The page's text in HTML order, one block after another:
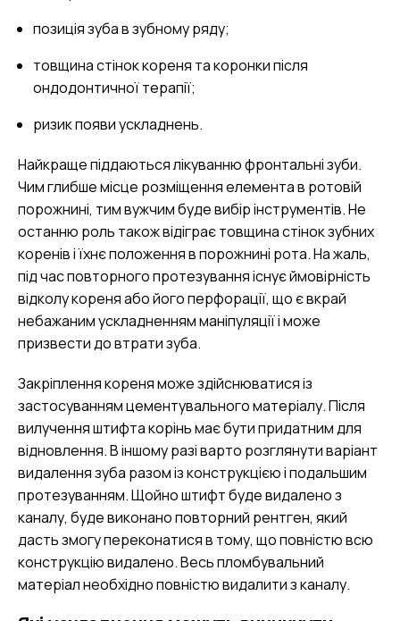
позиція зуба в зубному ряду;
товщина стінок кореня та коронки після
ондодонтичної терапії;
ризик появи ускладнень.
Найкраще піддаються лікуванню фронтальні зуби.
Чим глибше місце розміщення елемента в ротовій
порожнині, тим вужчим буде вибір інструментів. Не
останню роль також відіграє товщина стінок зубних
коренів і їхнє положення в порожнині рота. На жаль,
під час повторного протезування існує ймовірність
відколу кореня або його перфорації, що є вкрай
небажаним ускладненням маніпуляції і може
призвести до втрати зуба.
Закріплення кореня може здійснюватися із
застосуванням цементувального матеріалу. Після
вилучення штифта корінь має бути придатним для
відновлення. В іншому разі варто розглянути варіант
видалення зуба разом із конструкцією і подальшим
протезуванням. Щойно штифт буде видалено з
каналу, буде виконано повторний рентген, який
дасть змогу переконатися в тому, що повністю всю
конструкцію видалено. Весь пломбувальний
матеріал необхідно повністю видалити з каналу.